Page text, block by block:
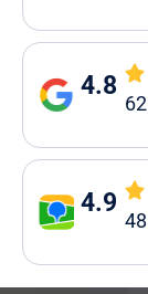
4.8
62
4.9
48